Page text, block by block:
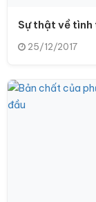
Sự thật về tình
25/12/2017